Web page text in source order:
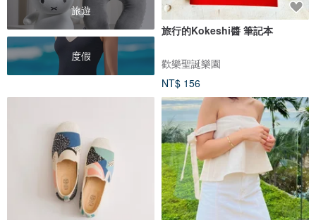
旅遊
度假
旅行的Kokeshi醬 筆記本
歡樂聖誕樂園
NT$ 156